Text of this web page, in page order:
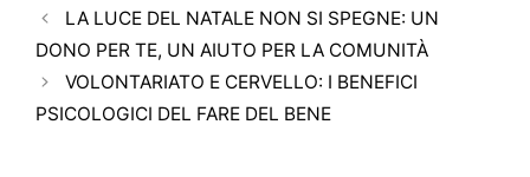
LA LUCE DEL NATALE NON SI SPEGNE: UN
DONO PER TE, UN AIUTO PER LA COMUNITÀ
VOLONTARIATO E CERVELLO: I BENEFICI
PSICOLOGICI DEL FARE DEL BENE